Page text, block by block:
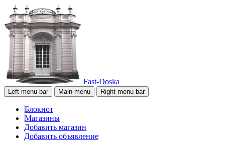
Fast-Doska
Left menu bar Main menu Right menu bar
Блокнот
Магазины
Добавить магазин
Добавить объявление